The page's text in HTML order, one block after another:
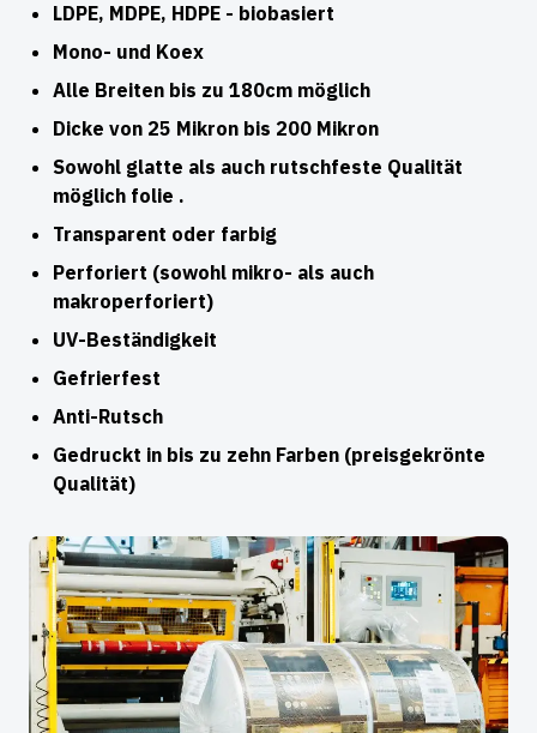
LDPE, MDPE, HDPE - biobasiert
Mono- und Koex
Alle Breiten bis zu 180cm möglich
Dicke von 25 Mikron bis 200 Mikron
Sowohl glatte als auch rutschfeste Qualität
möglich folie .
Transparent oder farbig
Perforiert (sowohl mikro- als auch
makroperforiert)
UV-Beständigkeit
Gefrierfest
Anti-Rutsch
Gedruckt in bis zu zehn Farben (preisgekrönte
Qualität)